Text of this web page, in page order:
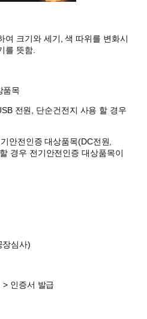
여 크기와 세기, 색 따위를 변화시
를 뜻함.
품목
전원, 단순건전지 사용 할 경우
안전인증 대상품목(DC전원,
경우 전기안전인증 대상품목이
장심사)
> 인증서 발급